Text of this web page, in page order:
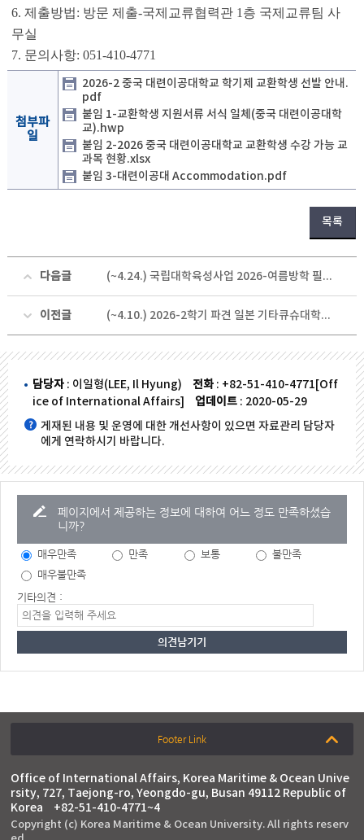
6. 제출방법: 방문 제출-국제교류협력관 1층 국제교류팀 사
무실
7. 문의사항: 051-410-4771
첨부파
일
2026-2 중국 대련이공대학교 학기제 교환학생 선발 안내.
pdf
붙임 1-교환학생 지원서류 서식 일체(중국 대련이공대학
교).hwp
붙임 2-2026 중국 대련이공대학교 교환학생 수강 가능 교
과목 현황.xlsx
붙임 3-대련이공대 Accommodation.pdf
목록
다음글 (~4.24.) 국립대학육성사업 2026-여름방학 필리핀 단기어학연수 참가자 모집 및 선발 안내
이전글 (~4.10.) 2026-2학기 파견 일본 기타큐슈대학교 교환학생 선발 안내
담당자 : 이일형(LEE, Il Hyung) 전화 : +82-51-410-4771[Off
ice of International Affairs]
업데이트 : 2020-05-29
게재된 내용 및 운영에 대한 개선사항이 있으면 자료관리 담당자
에게 연락하시기 바랍니다.
페이지에서 제공하는 정보에 대하여 어느 정도 만족하셨습
니까?
매우만족 만족 보통
불만족
매우불만족
기타의견 :
Footer Link
Office of International Affairs, Korea Maritime & Ocean Unive
rsity, 727, Taejong-ro, Yeongdo-gu, Busan 49112 Republic of
Korea
+82-51-410-4771~4
Copyright (c) Korea Maritime & Ocean University. All rights reserv